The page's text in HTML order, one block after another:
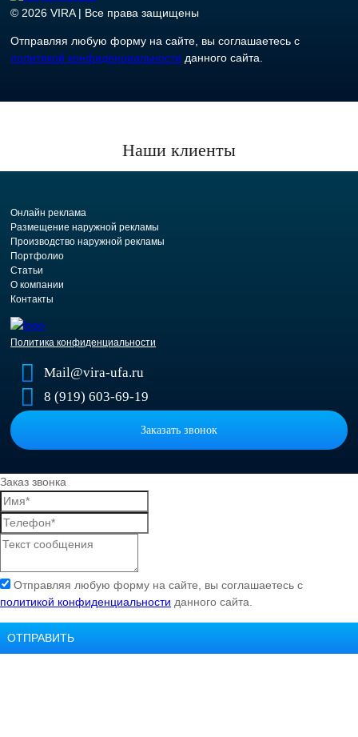
© 2026 VIRA | Все права защищены
Отправляя любую форму на сайте, вы соглашаетесь с
политикой конфиденциальности данного сайта.
Наши клиенты
Онлайн реклама
Размещение наружной рекламы
Производство наружной рекламы
Портфолио
Статьи
О компании
Контакты
Политика конфиденциальности
Mail@vira-ufa.ru
8 (919) 603-69-19
Заказать звонок
Заказ звонка
Отправляя любую форму на сайте, вы соглашаетесь с
политикой конфиденциальности данного сайта.
ОТПРАВИТЬ